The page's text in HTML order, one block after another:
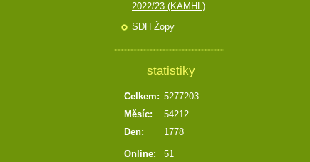
2022/23 (KAMHL)
SDH Žopy
statistiky
Online: 51
Celkem: 5277203
Měsíc:
54212
Den:
1778